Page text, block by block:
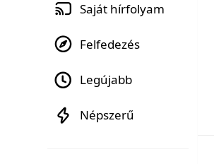
Saját hírfolyam
Felfedezés
Legújabb
Népszerű